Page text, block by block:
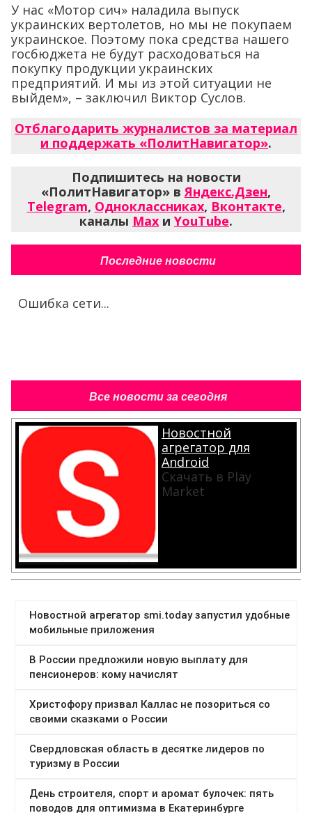
У нас «Мотор сич» наладила выпуск
украинских вертолетов, но мы не покупаем
украинское. Поэтому пока средства нашего
госбюджета не будут расходоваться на
покупку продукции украинских
предприятий. И мы из этой ситуации не
выйдем», – заключил Виктор Суслов.
Отблагодарить журналистов за материал
и поддержать «ПолитНавигатор».
Подпишитесь на новости
«ПолитНавигатор» в Яндекс.Дзен,
Telegram, Одноклассниках, Вконтакте,
каналы Max и YouTube.
Последние новости
Ошибка сети...
Все новости за сегодня
Новостной
агрегатор для
Android
Скачать в Play
Market